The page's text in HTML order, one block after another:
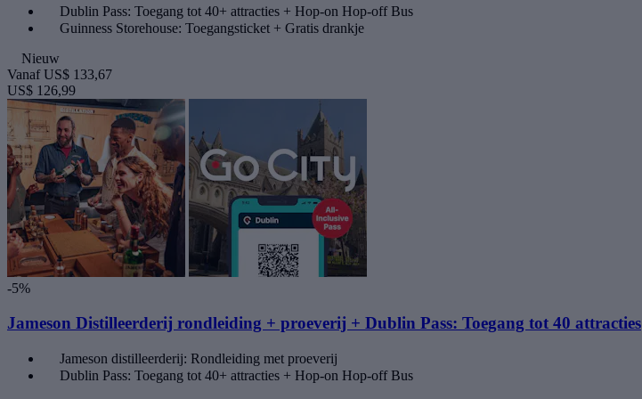
Dublin Pass: Toegang tot 40+ attracties + Hop-on Hop-off Bus
Guinness Storehouse: Toegangsticket + Gratis drankje
Nieuw
Vanaf US$ 133,67
US$ 126,99
-5%
Jameson Distilleerderij rondleiding + proeverij + Dublin Pass: Toegang tot 40 attracties
Jameson distilleerderij: Rondleiding met proeverij
Dublin Pass: Toegang tot 40+ attracties + Hop-on Hop-off Bus